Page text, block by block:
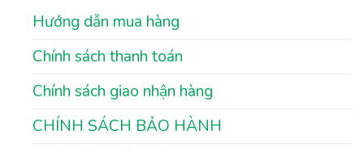
Hướng dẫn mua hàng
Chính sách thanh toán
Chính sách giao nhận hàng
CHÍNH SÁCH BẢO HÀNH